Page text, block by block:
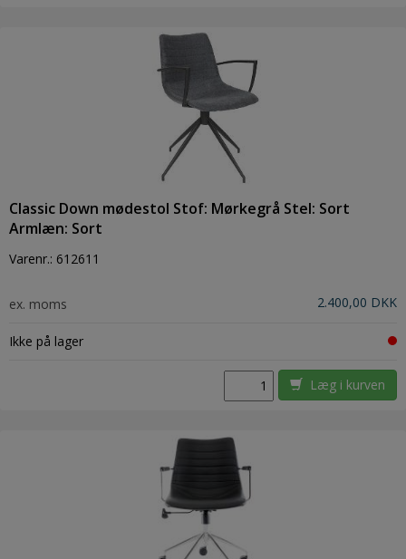
Classic Down mødestol Stof: Mørkegrå Stel: Sort
Armlæn: Sort
Varenr.: 612611
ex. moms 2.400,00 DKK
Ikke på lager
Læg i kurven